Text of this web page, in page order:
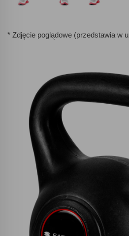
* Zdjęcie poglądowe (przedstawia w